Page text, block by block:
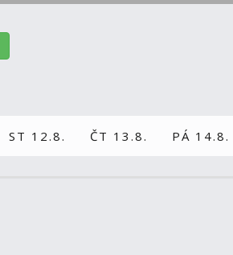
ST 12.8. ČT 13.8. PÁ 14.8.